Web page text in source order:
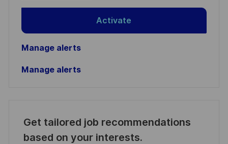
Activate
Manage alerts
Manage alerts
Get tailored job recommendations
based on your interests.